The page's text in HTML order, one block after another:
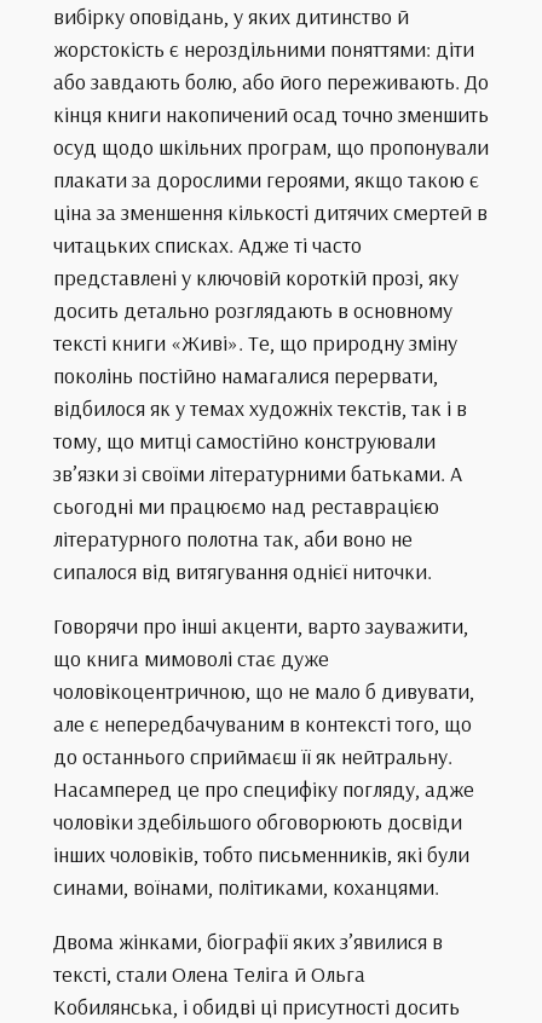
вибірку оповідань, у яких дитинство й
жорстокість є нероздільними поняттями: діти
або завдають болю, або його переживають. До
кінця книги накопичений осад точно зменшить
осуд щодо шкільних програм, що пропонували
плакати за дорослими героями, якщо такою є
ціна за зменшення кількості дитячих смертей в
читацьких списках. Адже ті часто
представлені у ключовій короткій прозі, яку
досить детально розглядають в основному
тексті книги «Живі». Те, що природну зміну
поколінь постійно намагалися перервати,
відбилося як у темах художніх текстів, так і в
тому, що митці самостійно конструювали
зв’язки зі своїми літературними батьками. А
сьогодні ми працюємо над реставрацією
літературного полотна так, аби воно не
сипалося від витягування однієї ниточки.
Говорячи про інші акценти, варто зауважити,
що книга мимоволі стає дуже
чоловікоцентричною, що не мало б дивувати,
але є непередбачуваним в контексті того, що
до останнього сприймаєш її як нейтральну.
Насамперед це про специфіку погляду, адже
чоловіки здебільшого обговорюють досвіди
інших чоловіків, тобто письменників, які були
синами, воїнами, політиками, коханцями.
Двома жінками, біографії яких з’явилися в
тексті, стали Олена Теліга й Ольга
Кобилянська, і обидві ці присутності досить